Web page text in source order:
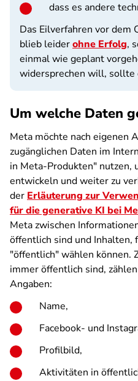
dass es andere
Das Eilverfahren vor dem
blieb leiderohne Erfolg,
einmal wie geplant
widersprechen will, sollte
Um welche Daten
Meta möchte nach eigenen
zugänglichen Daten im
in Meta-Produkten" nutzen,
entwickeln und weiter zu
der Erläuterung zur
für die generative KI bei
Meta zwischen
öffentlich sind und Inhalten,
"öffentlich" wählen können.
immer öffentlich sind,
Angaben:
Name,
Facebook- und
Profilbild,
Aktivitäten in